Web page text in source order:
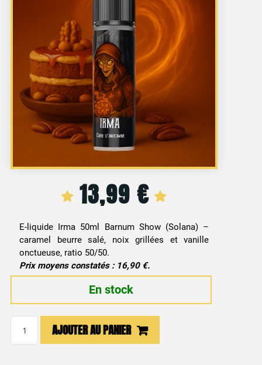
13,99 €
E-liquide Irma 50ml Barnum Show (Solana) –
caramel beurre salé, noix grillées et vanille
onctueuse, ratio 50/50.
Prix moyens constatés : 16,90 €.
En stock
AJOUTER AU PANIER